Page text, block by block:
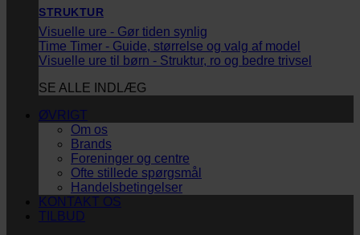
STRUKTUR
Visuelle ure - Gør tiden synlig
Time Timer - Guide, størrelse og valg af model
Visuelle ure til børn - Struktur, ro og bedre trivsel
SE ALLE INDLÆG
ØVRIGT
Om os
Brands
Foreninger og centre
Ofte stillede spørgsmål
Handelsbetingelser
KONTAKT OS
TILBUD